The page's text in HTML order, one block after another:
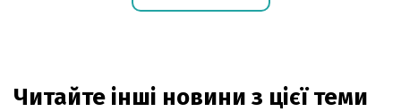
Читайте інші новини з цієї теми